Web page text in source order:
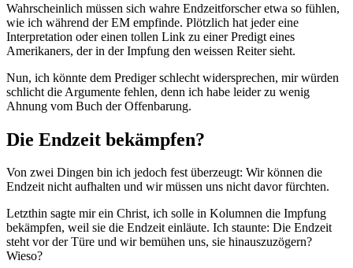
Wahrscheinlich müssen sich wahre Endzeitforscher etwa so fühlen,
wie ich während der EM empfinde. Plötzlich hat jeder eine
Interpretation oder einen tollen Link zu einer Predigt eines
Amerikaners, der in der Impfung den weissen Reiter sieht.
Nun, ich könnte dem Prediger schlecht widersprechen, mir würden
schlicht die Argumente fehlen, denn ich habe leider zu wenig
Ahnung vom Buch der Offenbarung.
Die Endzeit bekämpfen?
Von zwei Dingen bin ich jedoch fest überzeugt: Wir können die
Endzeit nicht aufhalten und wir müssen uns nicht davor fürchten.
Letzthin sagte mir ein Christ, ich solle in Kolumnen die Impfung
bekämpfen, weil sie die Endzeit einläute. Ich staunte: Die Endzeit
steht vor der Türe und wir bemühen uns, sie hinauszuzögern?
Wieso?